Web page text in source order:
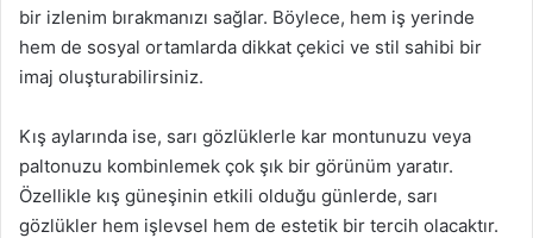
bir izlenim bırakmanızı sağlar. Böylece, hem iş yerinde
hem de sosyal ortamlarda dikkat çekici ve stil sahibi bir
imaj oluşturabilirsiniz.
Kış aylarında ise, sarı gözlüklerle kar montunuzu veya
paltonuzu kombinlemek çok şık bir görünüm yaratır.
Özellikle kış güneşinin etkili olduğu günlerde, sarı
gözlükler hem işlevsel hem de estetik bir tercih olacaktır.